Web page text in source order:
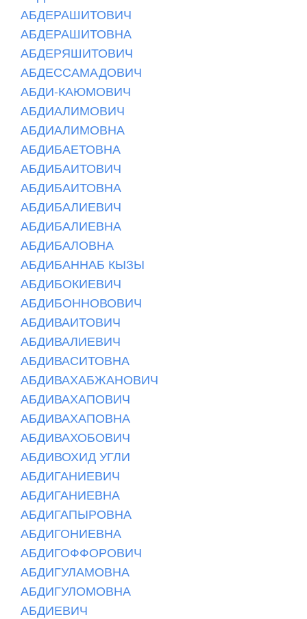
АБДЕРАШИТОВИЧ
АБДЕРАШИТОВНА
АБДЕРЯШИТОВИЧ
АБДЕССАМАДОВИЧ
АБДИ-КАЮМОВИЧ
АБДИАЛИМОВИЧ
АБДИАЛИМОВНА
АБДИБАЕТОВНА
АБДИБАИТОВИЧ
АБДИБАИТОВНА
АБДИБАЛИЕВИЧ
АБДИБАЛИЕВНА
АБДИБАЛОВНА
АБДИБАННАБ КЫЗЫ
АБДИБОКИЕВИЧ
АБДИБОННОВОВИЧ
АБДИВАИТОВИЧ
АБДИВАЛИЕВИЧ
АБДИВАСИТОВНА
АБДИВАХАБЖАНОВИЧ
АБДИВАХАПОВИЧ
АБДИВАХАПОВНА
АБДИВАХОБОВИЧ
АБДИВОХИД УГЛИ
АБДИГАНИЕВИЧ
АБДИГАНИЕВНА
АБДИГАПЫРОВНА
АБДИГОНИЕВНА
АБДИГОФФОРОВИЧ
АБДИГУЛАМОВНА
АБДИГУЛОМОВНА
АБДИЕВИЧ